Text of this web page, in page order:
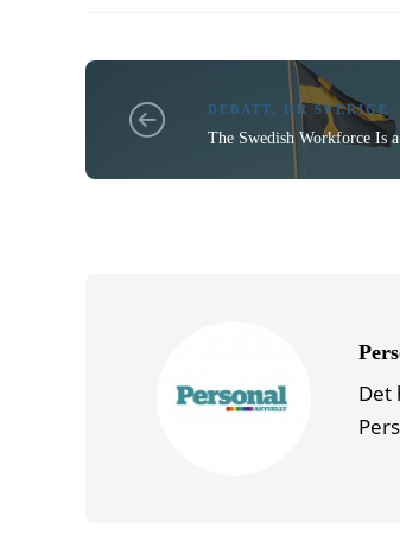
DEBATT, HR SVERIGE
The Swedish Workforce Is a
Det